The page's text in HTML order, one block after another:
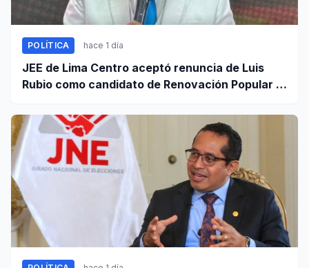
POLÍTICA hace 1 día
JEE de Lima Centro aceptó renuncia de Luis
Rubio como candidato de Renovación Popular a